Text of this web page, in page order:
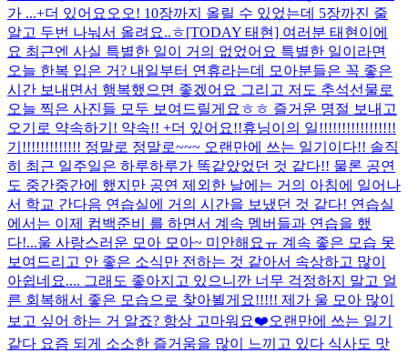
가 ...+더 있어요오오! 10장까지 올릴 수 있었는데 5장까진 줄
알고 두번 나눠서 올려요..ㅎ[TODAY 태현] 여러분 태현이에
요 최근엔 사실 특별한 일이 거의 없었어요 특별한 일이라면
오늘 한복 입은 거? 내일부터 연휴라는데 모아분들은 꼭 좋은
시간 보내면서 행복했으면 좋겠어요 그리고 저도 추석선물로
오늘 찍은 사진들 모두 보여드릴게요ㅎㅎ 즐거운 명절 보내고
오기로 약속하기! 약속!! +더 있어요!!휴닝이의 일!!!!!!!!!!!!!!!!!
기!!!!!!!!!!!!! 정말로 정말로~~~ 오랜만에 쓰는 일기이다!! 솔직
히 최근 일주일은 하루하루가 똑같았었던 것 같다!! 물론 공연
도 중간중간에 했지만 공연 제외한 날에는 거의 아침에 일어나
서 학교 간다음 연습실에 거의 시간을 보냈던 것 같다! 연습실
에서는 이제 컴백준비 를 하면서 계속 멤버들과 연습을 했
다!...울 사랑스러운 모아 모아~ 미안해요ㅠ 계속 좋은 모습 못
보여드리고 안 좋은 소식만 전하는 것 같아서 속상하고 많이
아쉽네요.... 그래도 좋아지고 있으니깐 너무 걱정하지 말고 얼
른 회복해서 좋은 모습으로 찾아뵐게요!!!!! 제가 울 모아 많이
보고 싶어 하는 거 알죠? 항상 고마워요❤️오랜만에 쓰는 일기
같다 요즘 되게 소소한 즐거움을 많이 느끼고 있다 식사도 맛